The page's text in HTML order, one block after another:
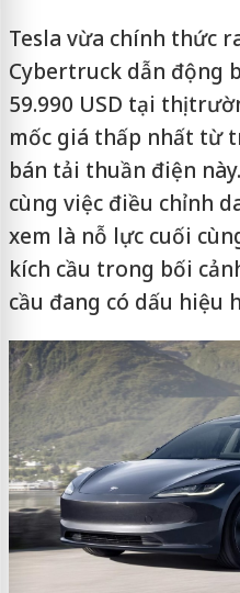
Tesla vừa chính thức
Cybertruck dẫn động
59.990 USD tại thị
mốc giá thấp nhất từ
bán tải thuần điện
cùng việc điều chỉnh
xem là nỗ lực cuối
kích cầu trong bối
cầu đang có dấu hiệu